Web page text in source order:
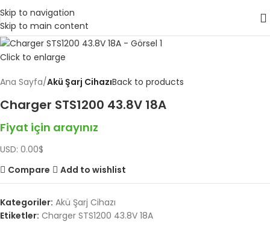
Skip to navigation
Skip to main content
Click to enlarge
Ana Sayfa Akü Şarj CihazıBack to products
Charger STS1200 43.8V 18A
Fiyat için arayınız
USD: 0.00$
Compare
Add to wishlist
Kategoriler: Akü Şarj Cihazı
Etiketler: Charger STS1200 43.8V 18A